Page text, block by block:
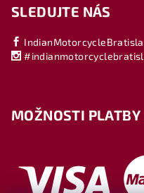
SLEDUJTE NÁS
MOŽNOSTI PLATBY